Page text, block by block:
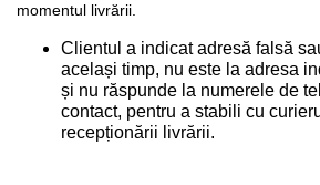
momentul livrării.
Clientul a indicat adresă falsă
același timp, nu este la adresa
și nu răspunde la numerele de
contact, pentru a stabili cu
recepționării livrării.